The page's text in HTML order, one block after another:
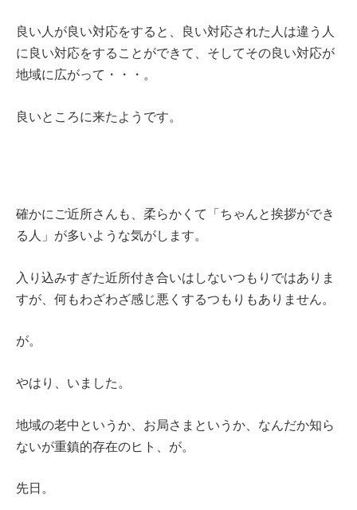
良い人が良い対応をすると、良い対応された人は違う人
に良い対応をすることができて、そしてその良い対応が
地域に広がって・・・。
良いところに来たようです。
確かにご近所さんも、柔らかくて「ちゃんと挨拶ができ
る人」が多いような気がします。
入り込みすぎた近所付き合いはしないつもりではありま
すが、何もわざわざ感じ悪くするつもりもありません。
が。
やはり、いました。
地域の老中というか、お局さまというか、なんだか知ら
ないが重鎮的存在のヒト、が。
先日。